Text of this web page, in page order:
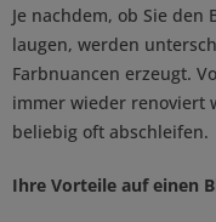
Je nachdem, ob Sie
laugen, werden
Farbnuancen erzeugt.
immer wieder renoviert
beliebig oft abschleifen.
Ihre Vorteile auf einen